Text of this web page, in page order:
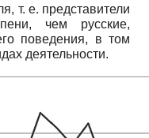
т. е. представители
чем русские,
поведения, в том
деятельности.